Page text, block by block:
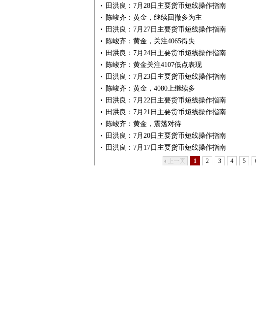
田洪良：7月28日主要货币短线操作指南
陈峻齐：黄金，继续回撤多为主
田洪良：7月27日主要货币短线操作指南
陈峻齐：黄金，关注4065得失
田洪良：7月24日主要货币短线操作指南
陈峻齐：黄金关注4107低点表现
田洪良：7月23日主要货币短线操作指南
陈峻齐：黄金，4080上继续多
田洪良：7月22日主要货币短线操作指南
田洪良：7月21日主要货币短线操作指南
陈峻齐：黄金，震荡对待
田洪良：7月20日主要货币短线操作指南
田洪良：7月17日主要货币短线操作指南
1 2 3 4 5